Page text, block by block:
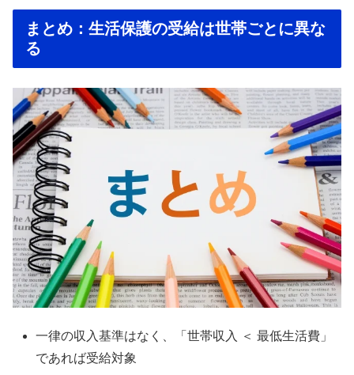
まとめ：生活保護の受給は世帯ごとに異な
る
一律の収入基準はなく、「世帯収入 ＜ 最低生活費」
であれば受給対象